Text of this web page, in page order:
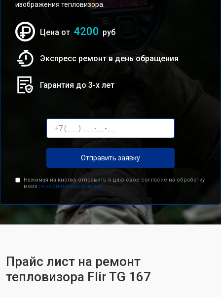
изображения тепловизора.
Цена от 4200 руб
Экспресс ремонт в день обращения
Гарантия до 3-х лет
Отправить заявку
Нажимая на кнопку отправить я даю свое согласие на обработку
моих персональных данных.
Прайс лист на ремонт
тепловизора Flir TG 167